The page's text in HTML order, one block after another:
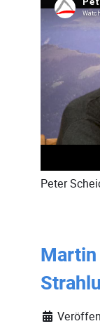
Peter